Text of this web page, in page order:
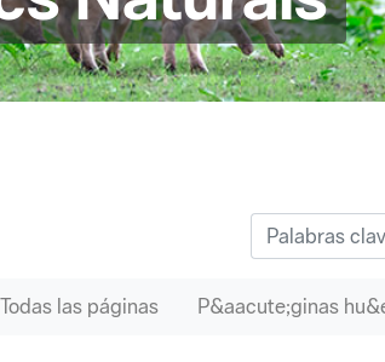
Todas las páginas